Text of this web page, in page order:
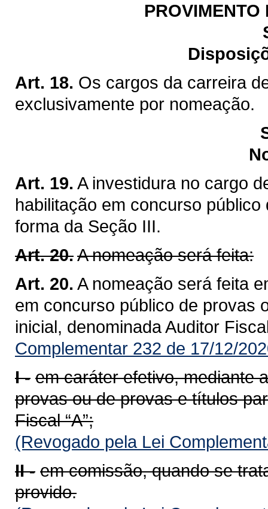
Art. 18. Os cargos da carreira
exclusivamente por nomeação.
Art. 19. A investidura no cargo
habilitação em concurso
forma da Seção III.
Art. 20.A nomeação será feita:
Art. 20. A nomeação será feita
em concurso público de provas
inicial, denominada Auditor
Complementar 232 de 17/12/
I - em caráter efetivo, mediante
provas ou de provas e títulos
Fiscal “A”;
(Revogado pela Lei
II - em comissão, quando se
provido.